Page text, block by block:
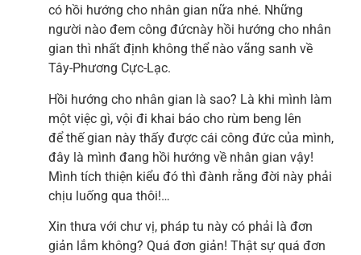
có hồi hướng cho nhân gian nữa nhé. Những
người nào đem công đứcnày hồi hướng cho nhân
gian thì nhất định không thể nào vãng sanh về
Tây-Phương Cực-Lạc.
Hồi hướng cho nhân gian là sao? Là khi mình làm
một việc gì, vội đi khai báo cho rùm beng lên
để thế gian này thấy được cái công đức của mình,
đây là mình đang hồi hướng về nhân gian vậy!
Mình tích thiện kiểu đó thì đành rằng đời này phải
chịu luống qua thôi!…
Xin thưa với chư vị, pháp tu này có phải là đơn
giản lắm không? Quá đơn giản! Thật sự quá đơn